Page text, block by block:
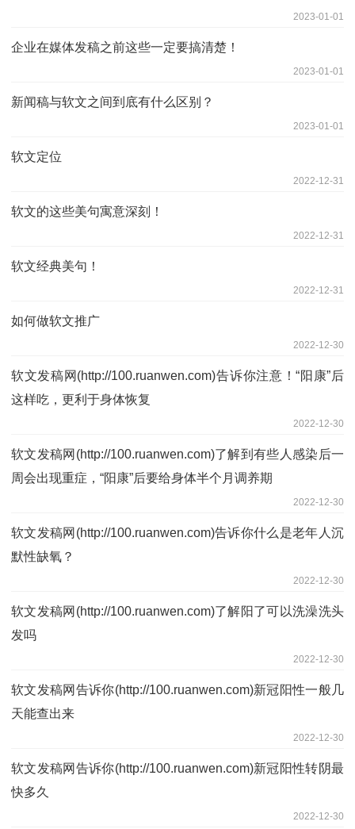
2023-01-01
企业在媒体发稿之前这些一定要搞清楚！
2023-01-01
新闻稿与软文之间到底有什么区别？
2023-01-01
软文定位
2022-12-31
软文的这些美句寓意深刻！
2022-12-31
软文经典美句！
2022-12-31
如何做软文推广
2022-12-30
软文发稿网(http://100.ruanwen.com)告诉你注意！“阳康”后
这样吃，更利于身体恢复
2022-12-30
软文发稿网(http://100.ruanwen.com)了解到有些人感染后一
周会出现重症，“阳康”后要给身体半个月调养期
2022-12-30
软文发稿网(http://100.ruanwen.com)告诉你什么是老年人沉
默性缺氧？
2022-12-30
软文发稿网(http://100.ruanwen.com)了解阳了可以洗澡洗头
发吗
2022-12-30
软文发稿网告诉你(http://100.ruanwen.com)新冠阳性一般几
天能查出来
2022-12-30
软文发稿网告诉你(http://100.ruanwen.com)新冠阳性转阴最
快多久
2022-12-30